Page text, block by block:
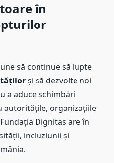
în
să continue să lupte
și să dezvolte noi
a aduce schimbări
autoritățile, organizațiile
Dignitas are în
incluziunii și